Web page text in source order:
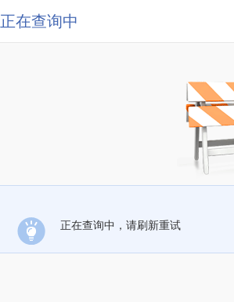
正在查询中
正在查询中，请刷新重试